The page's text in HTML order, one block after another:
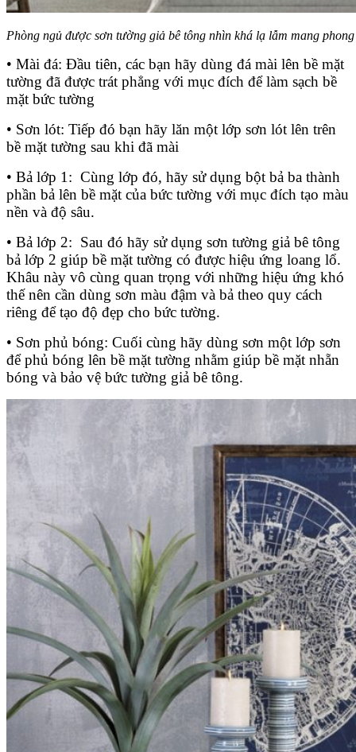
Phòng ngủ được sơn tường giả bê tông nhìn khá lạ lẫm mang
• Mài đá: Đầu tiên, các bạn hãy dùng đá mài lên bề mặt
tường đã được trát phẳng với mục đích để làm sạch bề
mặt bức tường
• Sơn lót: Tiếp đó bạn hãy lăn một lớp sơn lót lên trên
bề mặt tường sau khi đã mài
• Bả lớp 1: Cùng lớp đó, hãy sử dụng bột bả ba thành
phần bả lên bề mặt của bức tường với mục đích tạo màu
nền và độ sâu.
• Bả lớp 2: Sau đó hãy sử dụng sơn tường giả bê tông
bả lớp 2 giúp bề mặt tường có được hiệu ứng loang lổ.
Khâu này vô cùng quan trọng với những hiệu ứng khó
thế nên cần dùng sơn màu đậm và bả theo quy cách
riêng để tạo độ đẹp cho bức tường.
• Sơn phủ bóng: Cuối cùng hãy dùng sơn một lớp sơn
để phủ bóng lên bề mặt tường nhằm giúp bề mặt nhẵn
bóng và bảo vệ bức tường giả bê tông.